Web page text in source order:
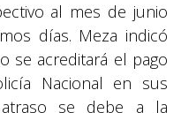
al mes de junio
días. Meza indicó
se acreditará el pago
Nacional en sus
atraso se debe a la